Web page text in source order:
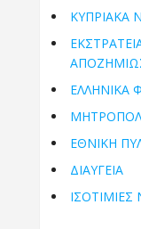
ΚΥΠΡΙΑΚΑ
ΕΛΛΗΝΙΚΆ
ΕΘΝΙΚΉ
ΔΙΑΥΓΕΙΑ